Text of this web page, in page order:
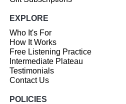
EXPLORE
Who It's For
How It Works
Free Listening Practice
Intermediate Plateau
Testimonials
Contact Us
POLICIES